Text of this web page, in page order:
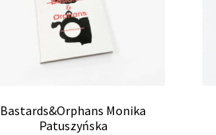
Bastards&Orphans Monika
Patuszyńska